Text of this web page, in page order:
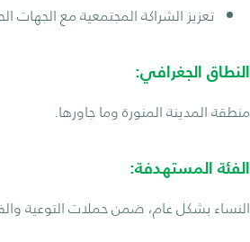
تعزيز الشراكة المجتمعية مع الجهات
النطاق الجغرافي:
منطقة المدينة المنورة وما جاورها.
الفئة المستهدفة:
النساء بشكل عام، ضمن حملات التوعية